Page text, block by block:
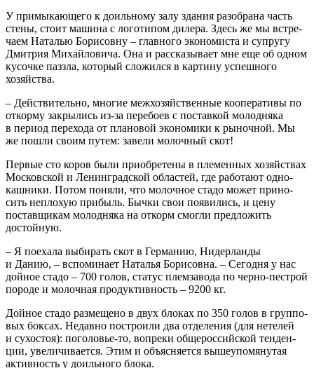
У при­мы­ка­ю­ще­го к доиль­но­му залу зда­ния разо­бра­на часть
сте­ны, сто­ит маши­на с лого­ти­пом диле­ра. Здесь же мы встре­
ча­ем Ната­лью Бори­сов­ну – глав­но­го эко­но­ми­ста и супру­гу
Дмит­рия Михай­ло­ви­ча. Она и рас­ска­зы­ва­ет мне еще об одном
кусоч­ке паз­зла, кото­рый сло­жил­ся в кар­ти­ну успеш­но­го
хозяйства.
– Дей­стви­тель­но, мно­гие меж­хо­зяй­ствен­ные коопе­ра­ти­вы по
откор­му закры­лись из-за пере­бо­ев с постав­кой молод­ня­ка
в пери­од пере­хо­да от пла­но­вой эко­но­ми­ки к рыноч­ной. Мы
же пошли сво­им путем: заве­ли молоч­ный скот!
Пер­вые сто коров были при­об­ре­те­ны в пле­мен­ных хозяй­ствах
Мос­ков­ской и Ленин­град­ской обла­стей, где рабо­та­ют одно­
каш­ни­ки. Потом поня­ли, что молоч­ное ста­до может при­но­
сить неплохую при­быль. Быч­ки свои появи­лись, и цену
постав­щи­кам молод­ня­ка на откорм смог­ли пред­ло­жить
достойную.
– Я поеха­ла выби­рать скот в Гер­ма­нию, Нидер­лан­ды
и Данию, – вспо­ми­на­ет Ната­лья Бори­сов­на. – Сего­дня у нас
дой­ное ста­до – 700 голов, ста­тус плем­за­во­да по чер­но-пест­рой
поро­де и молоч­ная про­дук­тив­ность – 9200 кг.
Дой­ное ста­до раз­ме­ще­но в двух бло­ках по 350 голов в груп­по­
вых бок­сах. Недав­но постро­и­ли два отде­ле­ния (для нете­лей
и сухо­стоя): поголовье‑то, вопре­ки обще­рос­сий­ской тен­ден­
ции, уве­ли­чи­ва­ет­ся. Этим и объ­яс­ня­ет­ся выше­упо­мя­ну­тая
актив­ность у доиль­но­го блока.